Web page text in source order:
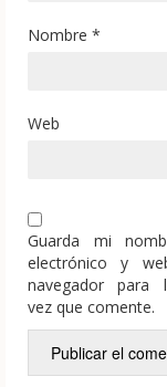
Nombre *
Web
Guarda mi
electrónico y
navegador para
vez que comente.